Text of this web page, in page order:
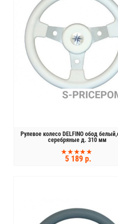
Бесплатная доставка
Быстроразборный мотобуксировщик
«ДЖИММИ»
89 000 р. 80 000 р.
Лодочный мотор Hidea HD 5 FHS
Рулевое колесо DELFINO обод
серебряные д. 310 мм
5 189 р.